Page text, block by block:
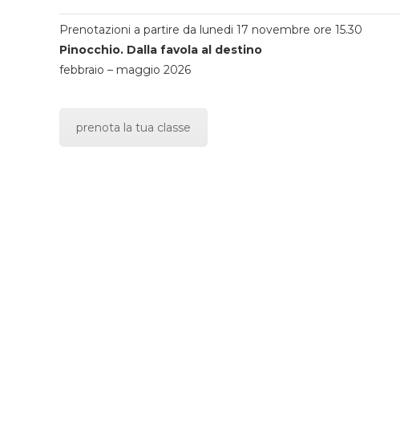
Prenotazioni a partire da lunedi 17 novembre ore 15.30
Pinocchio. Dalla favola al destino
febbraio – maggio 2026
prenota la tua classe